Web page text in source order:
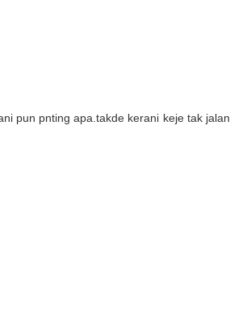
pun pnting apa.takde kerani keje tak jalan